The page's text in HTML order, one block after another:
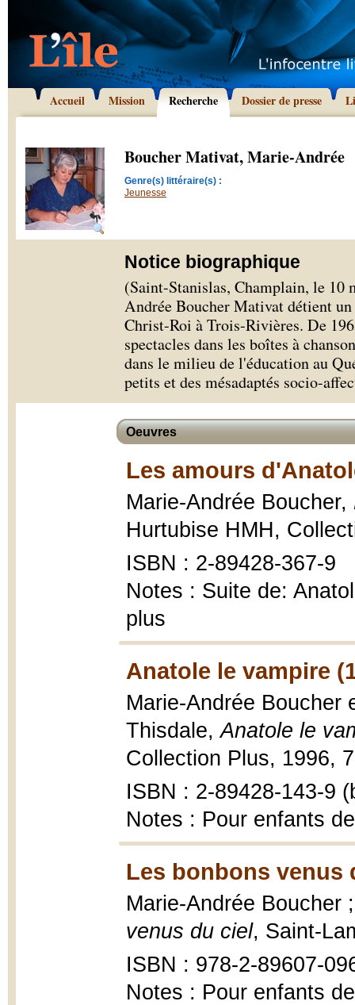
Accueil Mission Recherche Dossier de presse
Boucher Mativat, Marie-Andrée
Genre(s) littéraire(s) :
Jeunesse
Notice biographique
(Saint-Stanislas, Champlain, le 10
Andrée Boucher Mativat détient
Christ-Roi à Trois-Rivières. De
spectacles dans les boîtes à
dans le milieu de l'éducation au
petits et des mésadaptés socio-
Oeuvres
Les amours
Marie-Andrée Boucher,
Hurtubise HMH,
ISBN : 2-89428-367-9
Notes : Suite de:
plus
Anatole le vampire
Marie-Andrée Boucher
Thisdale,Anatole le
Collection Plus, 1996,
ISBN : 2-89428-143-9
Notes : Pour enfants
Les bonbons venus
Marie-Andrée
venus du ciel, Saint-
ISBN : 978-2-89607-
Notes : Pour enfants